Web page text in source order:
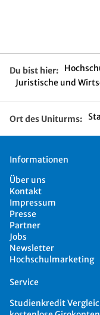
Du bist hier:
Juristische und
Ort des Uniturms:
Informationen
Über uns
Kontakt
Impressum
Presse
Partner
Jobs
Newsletter
Hochschulmarketing
Service
Studienkredit